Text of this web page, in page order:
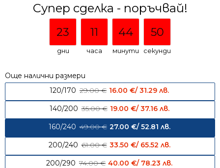
49.00 €
27.00 €
лв..
Супер сделка - поръчвай!
23
дни
11
часа
44
минути
49
секунди
Още налични размери
120/170 29.00€ Original price was: 29.00 € /
16.00 €/ 31.29 лв.
140/200 35.00€ Original price was: 35.00 € /
19.00 €/ 37.16 лв.
160/240 49.00€ Original price was: 49.00 € /
27.00 €/ 52.81 лв.
200/240 61.00€ Original price was: 61.00 € /
33.50 €/ 65.52 лв.
200/290 74.00€ Original price was: 74.00 € /
40.00 €/ 78.23 лв.